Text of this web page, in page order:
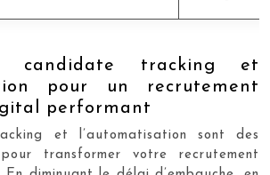
candidate tracking et
pour un recrutement
performant
et l’automatisation sont des
transformer votre recrutement